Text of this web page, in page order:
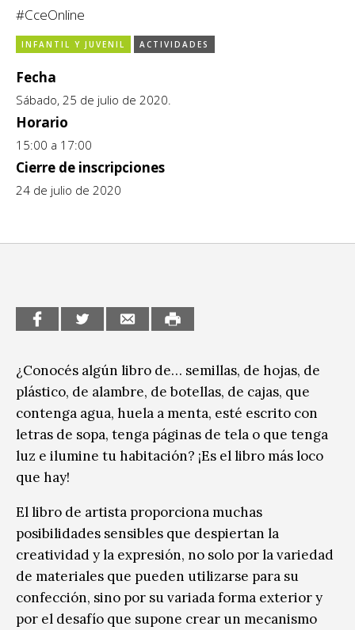
CCE en el interior/libros
Espacio itinerante de lectura infantil
Género y Diversidad
Infantil y Juvenil
Letras
Música
#CceOnline
INFANTIL Y JUVENIL ACTIVIDADES
Fecha
Sábado, 25 de julio de 2020.
Horario
15:00 a 17:00
Cierre de inscripciones
24 de julio de 2020
¿Conocés algún libro de… semillas, de hojas, de
plástico, de alambre, de botellas, de cajas, que
contenga agua, huela a menta, esté escrito con
letras de sopa, tenga páginas de tela o que tenga
luz e ilumine tu habitación? ¡Es el libro más loco
que hay!
El libro de artista proporciona muchas
posibilidades sensibles que despiertan la
creatividad y la expresión, no solo por la variedad
de materiales que pueden utilizarse para su
confección, sino por su variada forma exterior y
por el desafío que supone crear un mecanismo